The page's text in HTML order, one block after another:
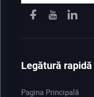
Legătură rapidă
Pagina Principală